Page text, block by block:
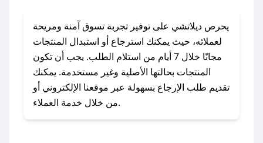
### كيف تحصل على كوبونات خصم حصرية من
ديلاتشي؟
للحصول على كوبونات وخصومات حصرية، قم بما
يلي:
- اضغط على أيقونة متابعة لمتجر ديلاتشي في تطبيق
صحصح.
يحرص ديلاتشي على توفير تجربة تسوق آمنة ومريحة
لعملائه، حيث يمكنك استرجاع أو استبدال المنتجات
مجانًا خلال 7 أيام من استلام الطلب. يجب أن تكون
المنتجات بحالتها الأصلية وغير مستخدمة. يمكنك
تقديم طلب الإرجاع بسهولة عبر موقعنا الإلكتروني أو
من خلال خدمة العملاء.